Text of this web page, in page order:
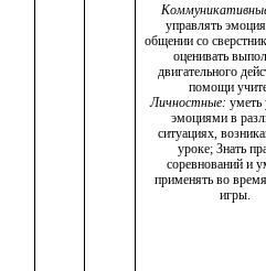
управлять
общении со
оценивать
двигательного
помощи
Личностные: уметь
эмоциями в
ситуациях,
уроке; Знать
соревнований и
применять во
игры.